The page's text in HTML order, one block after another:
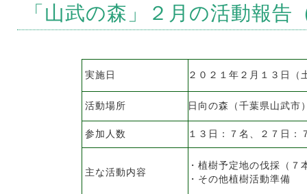
「山武の森」２月の活動報告
実施日 ２０２１年２月１３日（
活動場所 日向の森（千葉県山武市
参加人数 １３日：７名、２７日：
主な活動内容
・植樹予定地の伐採（７
・その他植樹活動準備